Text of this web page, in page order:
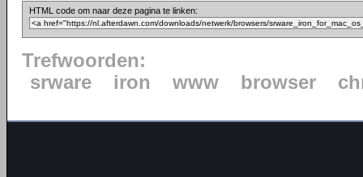
HTML code om naar deze pagina te linken:
Trefwoorden:
srware
iron www browser